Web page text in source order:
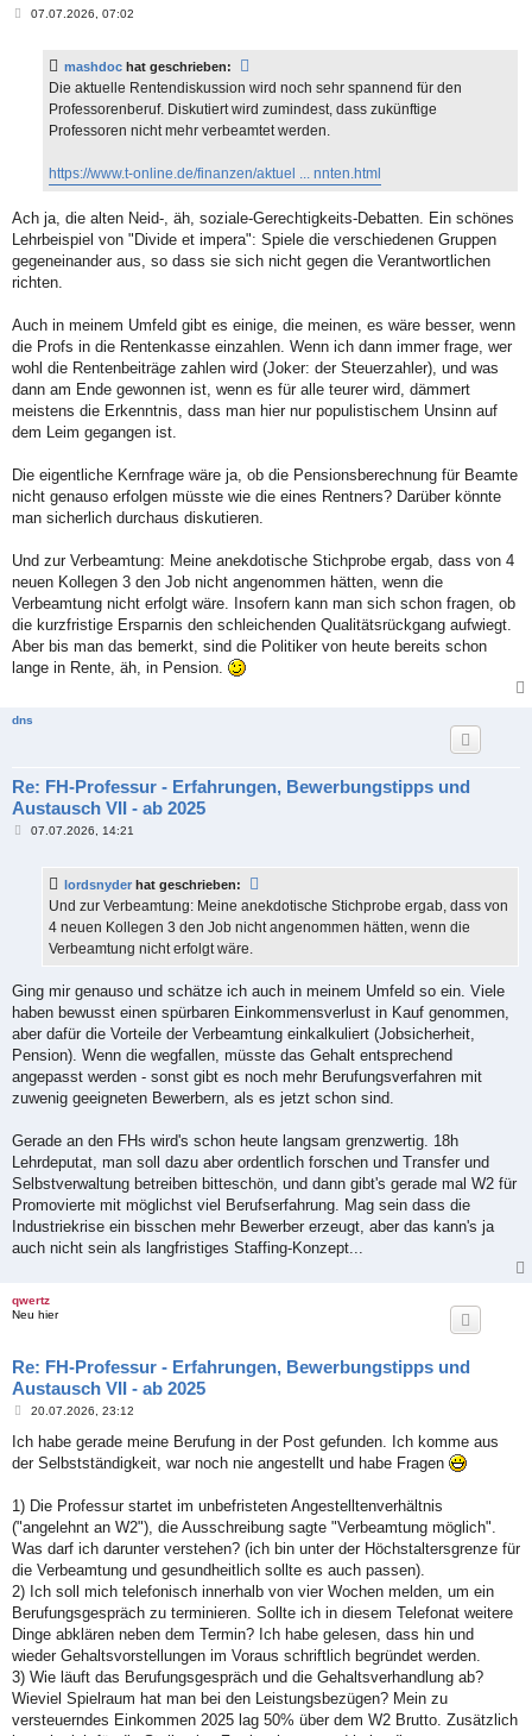
B07.07.2026, 07:02
mashdoc hat geschrieben:
Die aktuelle Rentendiskussion wird noch sehr spannend für den
Professorenberuf. Diskutiert wird zumindest, dass zukünftige
Professoren nicht mehr verbeamtet werden.
https://www.t-online.de/finanzen/aktuel ... nnten.html
Ach ja, die alten Neid-, äh, soziale-Gerechtigkeits-Debatten. Ein schönes
Lehrbeispiel von "Divide et impera": Spiele die verschiedenen Gruppen
gegeneinander aus, so dass sie sich nicht gegen die Verantwortlichen
richten.
Auch in meinem Umfeld gibt es einige, die meinen, es wäre besser, wenn
die Profs in die Rentenkasse einzahlen. Wenn ich dann immer frage, wer
wohl die Rentenbeiträge zahlen wird (Joker: der Steuerzahler), und was
dann am Ende gewonnen ist, wenn es für alle teurer wird, dämmert
meistens die Erkenntnis, dass man hier nur populistischem Unsinn auf
dem Leim gegangen ist.
Die eigentliche Kernfrage wäre ja, ob die Pensionsberechnung für Beamte
nicht genauso erfolgen müsste wie die eines Rentners? Darüber könnte
man sicherlich durchaus diskutieren.
Und zur Verbeamtung: Meine anekdotische Stichprobe ergab, dass von 4
neuen Kollegen 3 den Job nicht angenommen hätten, wenn die
Verbeamtung nicht erfolgt wäre. Insofern kann man sich schon fragen, ob
die kurzfristige Ersparnis den schleichenden Qualitätsrückgang aufwiegt.
Aber bis man das bemerkt, sind die Politiker von heute bereits schon
lange in Rente, äh, in Pension.
dns
Re: FH-Professur - Erfahrungen, Bewerbungstipps und
Austausch VII - ab 2025
B07.07.2026, 14:21
lordsnyder hat geschrieben:
Und zur Verbeamtung: Meine anekdotische Stichprobe ergab, dass von
4 neuen Kollegen 3 den Job nicht angenommen hätten, wenn die
Verbeamtung nicht erfolgt wäre.
Ging mir genauso und schätze ich auch in meinem Umfeld so ein. Viele
haben bewusst einen spürbaren Einkommensverlust in Kauf genommen,
aber dafür die Vorteile der Verbeamtung einkalkuliert (Jobsicherheit,
Pension). Wenn die wegfallen, müsste das Gehalt entsprechend
angepasst werden - sonst gibt es noch mehr Berufungsverfahren mit
zuwenig geeigneten Bewerbern, als es jetzt schon sind.
Gerade an den FHs wird's schon heute langsam grenzwertig. 18h
Lehrdeputat, man soll dazu aber ordentlich forschen und Transfer und
Selbstverwaltung betreiben bitteschön, und dann gibt's gerade mal W2 für
Promovierte mit möglichst viel Berufserfahrung. Mag sein dass die
Industriekrise ein bisschen mehr Bewerber erzeugt, aber das kann's ja
auch nicht sein als langfristiges Staffing-Konzept...
qwertz
Neu hier
Re: FH-Professur - Erfahrungen, Bewerbungstipps und
Austausch VII - ab 2025
B
i
r
20.07.2026, 23:12
Ich habe gerade meine Berufung in der Post gefunden. Ich komme aus
der Selbstständigkeit, war noch nie angestellt und habe Fragen
1) Die Professur startet im unbefristeten Angestelltenverhältnis
("angelehnt an W2"), die Ausschreibung sagte "Verbeamtung möglich".
Was darf ich darunter verstehen? (ich bin unter der Höchstaltersgrenze für
die Verbeamtung und gesundheitlich sollte es auch passen).
2) Ich soll mich telefonisch innerhalb von vier Wochen melden, um ein
Berufungsgespräch zu terminieren. Sollte ich in diesem Telefonat weitere
Dinge abklären neben dem Termin? Ich habe gelesen, dass hin und
wieder Gehaltsvorstellungen im Voraus schriftlich begründet werden.
3) Wie läuft das Berufungsgespräch und die Gehaltsverhandlung ab?
Wieviel Spielraum hat man bei den Leistungsbezügen? Mein zu
versteuerndes Einkommen 2025 lag 50% über dem W2 Brutto. Zusätzlich